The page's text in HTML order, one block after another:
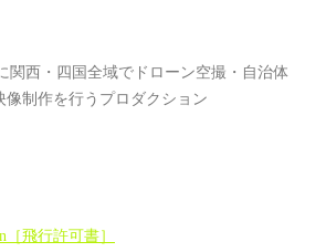
関西・四国全域でドローン空撮・自治体
像制作を行うプロダクション
［飛行許可書］